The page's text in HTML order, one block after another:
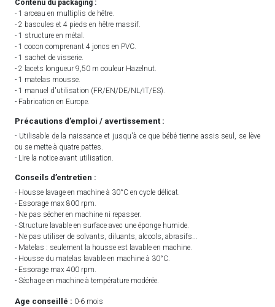
Contenu du packaging :
- 1 arceau en multiplis de hêtre.
- 2 bascules et 4 pieds en hêtre massif.
- 1 structure en métal.
- 1 cocon comprenant 4 joncs en PVC.
- 1 sachet de visserie.
- 2 lacets longueur 9,50 m couleur Hazelnut.
- 1 matelas mousse.
- 1 manuel d'utilisation (FR/EN/DE/NL/IT/ES).
- Fabrication en Europe.
Précautions d’emploi / avertissement :
- Utilisable de la naissance et jusqu'à ce que bébé tienne assis seul, se lève
ou se mette à quatre pattes.
- Lire la notice avant utilisation.
Conseils d’entretien :
- Housse lavage en machine à 30°C en cycle délicat.
- Essorage max 800 rpm.
- Ne pas sécher en machine ni repasser.
- Structure lavable en surface avec une éponge humide.
- Ne pas utiliser de solvants, diluants, alcools, abrasifs...
- Matelas : seulement la housse est lavable en machine.
- Housse du matelas lavable en machine à 30°C.
- Essorage max 400 rpm.
- Séchage en machine à température modérée.
Age conseillé : 0-6 mois